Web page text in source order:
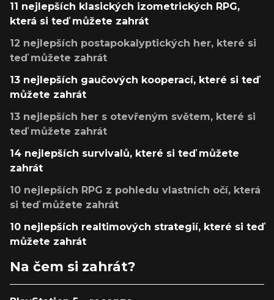
11 nejlepších klasických izometrických RPG,
která si teď můžete zahrát
12 nejlepších postapokalyptických her, které si
teď můžete zahrát
13 nejlepších gaučových kooperací, které si teď
můžete zahrát
13 nejlepších her s otevřeným světem, které si
teď můžete zahrát
14 nejlepších survivalů, které si teď můžete
zahrát
10 nejlepších RPG z pohledu vlastních očí, která
si teď můžete zahrát
10 nejlepších realtimových strategií, které si teď
můžete zahrát
Na čem si zahrát?